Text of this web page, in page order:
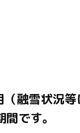
融雪状況等
です。